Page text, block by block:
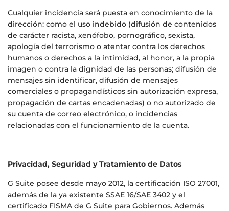
Cualquier incidencia será puesta en conocimiento de la
dirección: como el uso indebido (difusión de contenidos
de carácter racista, xenófobo, pornográfico, sexista,
apología del terrorismo o atentar contra los derechos
humanos o derechos a la intimidad, al honor, a la propia
imagen o contra la dignidad de las personas; difusión de
mensajes sin identificar, difusión de mensajes
comerciales o propagandísticos sin autorización expresa,
propagación de cartas encadenadas) o no autorizado de
su cuenta de correo electrónico, o incidencias
relacionadas con el funcionamiento de la cuenta.
Privacidad, Seguridad y Tratamiento de Datos
G Suite posee desde mayo 2012, la certificación ISO 27001,
además de la ya existente SSAE 16/SAE 3402 y el
certificado FISMA de G Suite para Gobiernos. Además